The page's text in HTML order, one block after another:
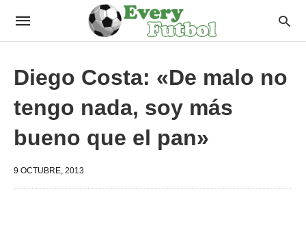
Diego Costa: «De malo no
tengo nada, soy más
bueno que el pan»
9 OCTUBRE, 2013